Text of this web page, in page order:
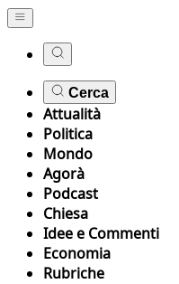
Cerca
Attualità
Politica
Mondo
Agorà
Podcast
Chiesa
Idee e Commenti
Economia
Rubriche